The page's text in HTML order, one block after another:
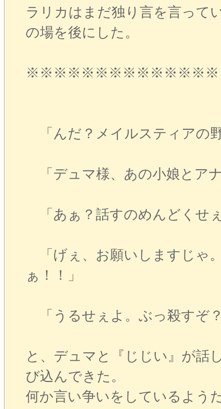
ラリカはまだ独り言を言って
の場を後にした。
「んだ？メイルスティアの
「デュマ様、あの小娘とア
「あぁ？話すのめんどくせ
「げぇ、お願いしますじゃ
ぁ！！」
「うるせぇよ。ぶっ殺すぞ
と、デュマと『じじい』が話
び込んできた。
何か言い争いをしているよう